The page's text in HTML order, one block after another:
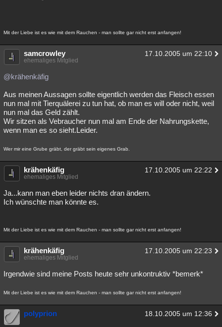
Mit der Liebe ist es wie mit dem Rauchen - man sollte gar nicht erst anfangen!
samcrowley 17.10.2005 um 22:10
ehemaliges Mitglied
@krähenkäfig
Aus meinen Aussagen sollte eigentlich werden das Fleisch essen
nun mal mit Tierquälerei zu tun hat, ob man es will oder nicht, weil
nun mal das Geld zählt.
Wir sitzen als Vebraucher nun mal am Ende der Nahrungskette,
wenn man es so sieht.Leider.
Wer mir eine Grube gräbt, der gräbt sein eigenes Grab.
krähenkäfig 17.10.2005 um 22:22
ehemaliges Mitglied
Ja...kann man eben leider nichts dran ändern.
Ich wünschte man könnte es.
Mit der Liebe ist es wie mit dem Rauchen - man sollte gar nicht erst anfangen!
krähenkäfig 17.10.2005 um 22:23
ehemaliges Mitglied
Irgendwie sind meine Posts heute sehr unkontruktiv *bemerk*
Mit der Liebe ist es wie mit dem Rauchen - man sollte gar nicht erst anfangen!
polyprion 18.10.2005 um 12:36